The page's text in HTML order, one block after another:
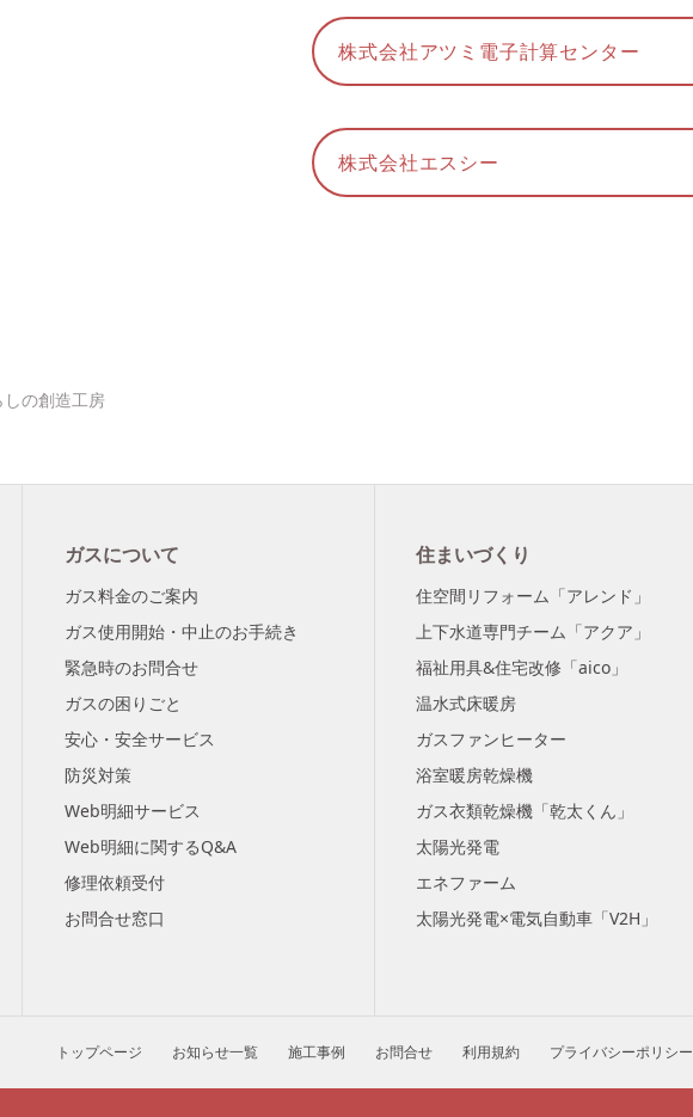
株式会社アツミ電子計算センター
株式会社エスシー
の創造工房
ガスについて
ガス料金のご案内
ガス使用開始・中止のお手続き
緊急時のお問合せ
ガスの困りごと
安心・安全サービス
防災対策
Web明細サービス
Web明細に関するQ&A
修理依頼受付
お問合せ窓口
住まいづくり
住空間リフォーム「アレンド」
上下水道専門チーム「アクア」
福祉用具&住宅改修「aico」
温水式床暖房
ガスファンヒーター
浴室暖房乾燥機
ガス衣類乾燥機「乾太くん」
太陽光発電
エネファーム
太陽光発電×電気自動車「V2H」
トップページ お知らせ一覧 施工事例 お問合せ 利用規約 プライバシーポリシー